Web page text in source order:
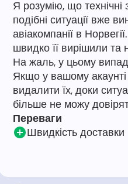
Я розумію, що технічні
подібні ситуації вже
авіакомпанії в
швидко її вирішили та
На жаль, у цьому
Якщо у вашому
видалити їх, доки
Переваги
Швидкість доставки